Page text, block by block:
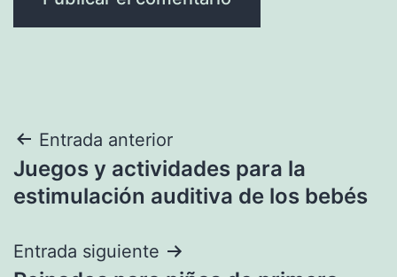
Navegación
de
Entrada anterior
Juegos y actividades para la
estimulación auditiva de los bebés
Entrada siguiente